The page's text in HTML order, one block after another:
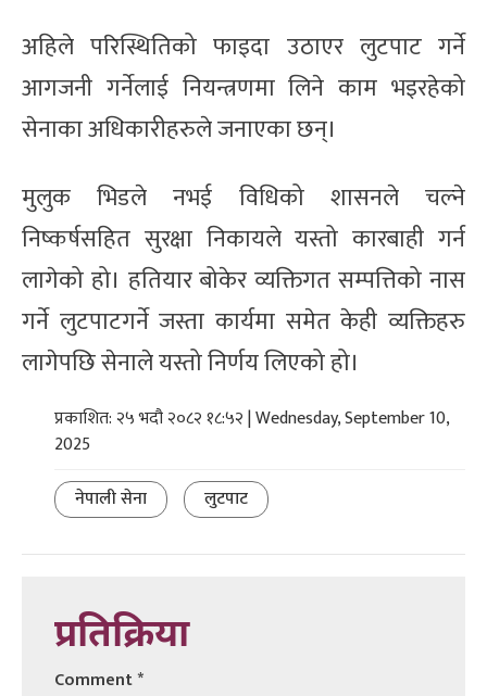
अहिले परिस्थितिको फाइदा उठाएर लुटपाट गर्ने
आगजनी गर्नेलाई नियन्त्रणमा लिने काम भइरहेको
सेनाका अधिकारीहरुले जनाएका छन्।
मुलुक भिडले नभई विधिको शासनले चल्ने
निष्कर्षसहित सुरक्षा निकायले यस्तो कारबाही गर्न
लागेको हो। हतियार बोकेर व्यक्तिगत सम्पत्तिको नास
गर्ने लुटपाटगर्ने जस्ता कार्यमा समेत केही व्यक्तिहरु
लागेपछि सेनाले यस्तो निर्णय लिएको हो।
प्रकाशित: २५ भदौ २०८२ १८:५२ | Wednesday, September 10,
2025
नेपाली सेना
लुटपाट
प्रतिक्रिया
Comment*